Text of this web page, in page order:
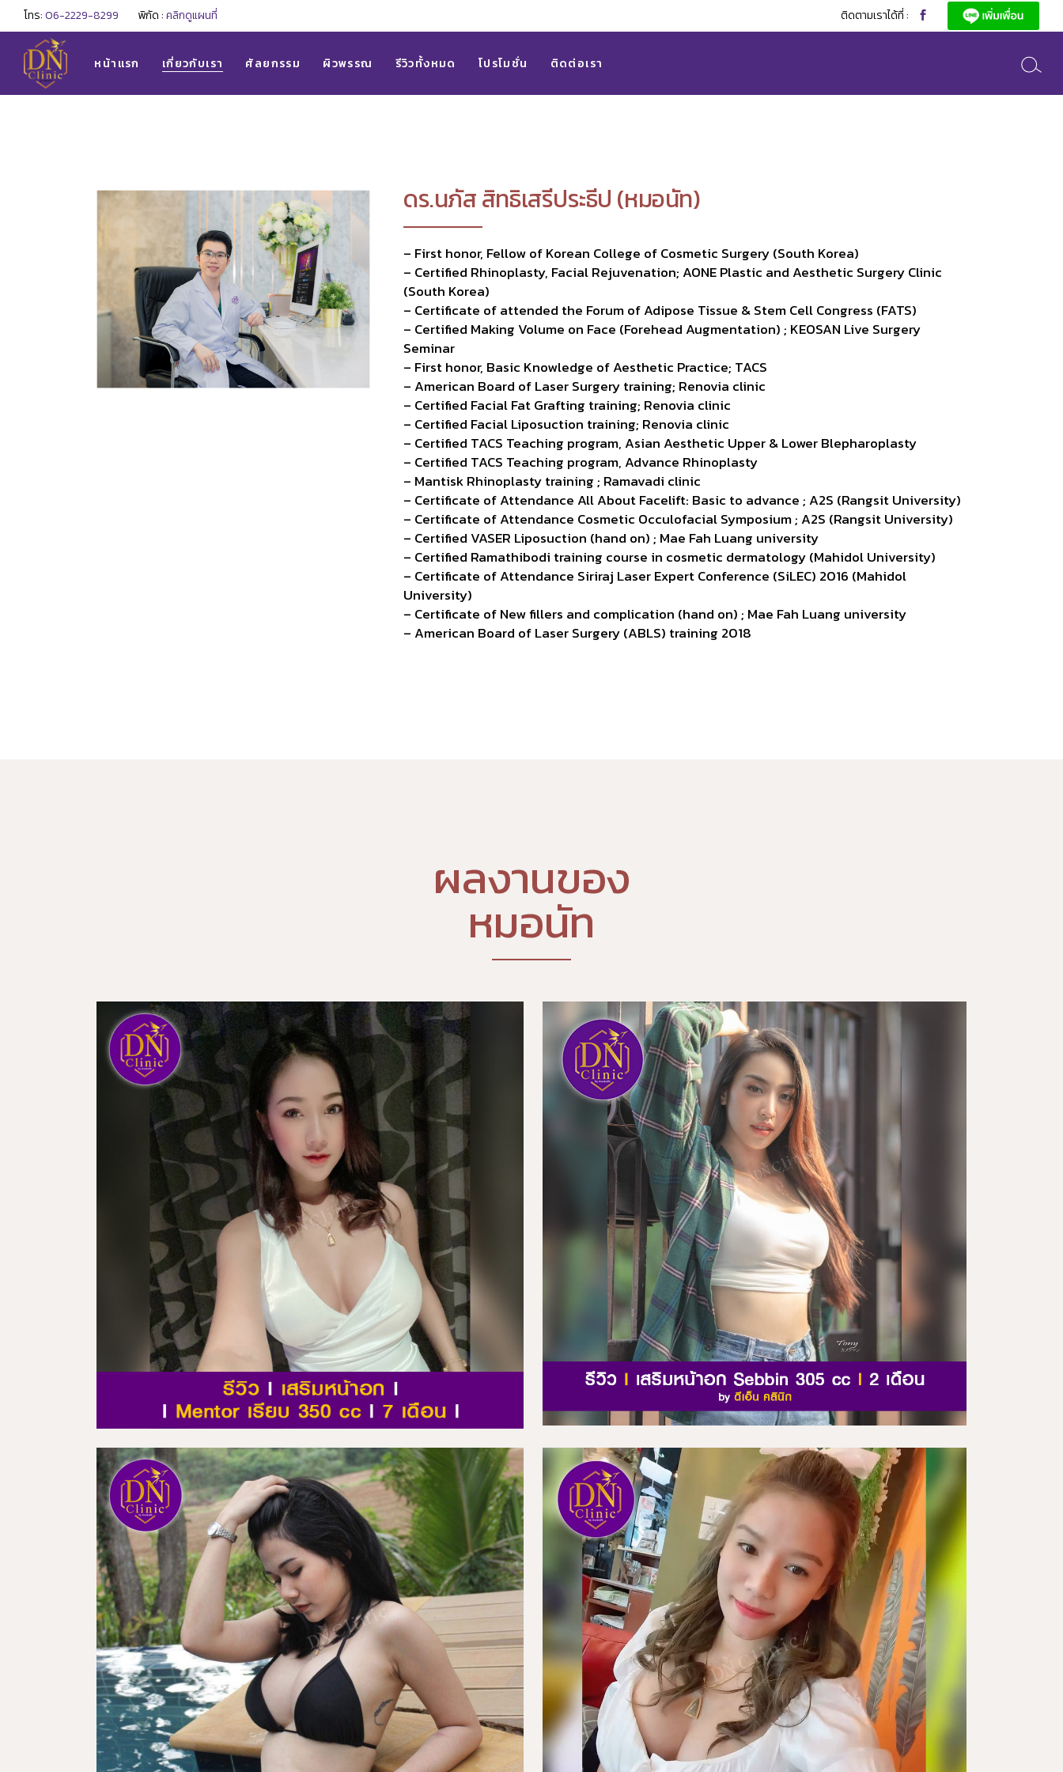
โทร:06-2229-8299 พิกัด :คลิกดูแผนที่ ติดตามเราได้ที่ :
หน้าแรก เกี่ยวกับเรา ศัลยกรรม ผิวพรรณ
เมโสใต้ตา
เมโสแฟตลดไขมัน
ฉีดสเต็มเซลล์
หลุมสิว
เลเซอร์สิว/ฝ้า/หน้าใส
ทรีทเม้นท์สิว/ฝ้า/หน้าใส
ยกกระชับหน้า/แขน/ขา/ลำตัว
ฉีดวิตามินบำรุงร่างกาย
รักษารอยแตกลาย
กระ/ไฝ/ติ่งเนื้อ/ต่อมไขมัน
รีวิวทั้งหมด โปรโมชั่น ติดต่อเรา
ศัลยกรรมใบหน้า
ศัลยกรรมรูปร่าง
ฉีดลดริ้วรอย/หน้าเรียว
ฟิลเลอร์
หลุมสิว
เลเซอร์สิว/ฝ้า/หน้าใส
ทรีทเม้นท์สิว/ฝ้า/หน้าใส
ยกกระชับหน้า/แขน/ขา/ลำตัว
ฉีดผิวขาวใส
ฉีดวิตามินบำรุงร่างกาย
ฉีดรักษาผมร่วง
รักษารอยแตกลาย
กระ/ไฝ/ติ่งเนื้อ/ต่อมไขมัน
ดร.นภัส สิทธิเสรีประธีป (หมอนัท)
– First honor, Fellow of Korean College of Cosmetic Surgery (South Korea)
– Certified Rhinoplasty, Facial Rejuvenation; AONE Plastic and Aesthetic Surgery Clinic
(South Korea)
– Certificate of attended the Forum of Adipose Tissue & Stem Cell Congress (FATS)
– Certified Making Volume on Face (Forehead Augmentation) ; KEOSAN Live Surgery
Seminar
– First honor, Basic Knowledge of Aesthetic Practice; TACS
– American Board of Laser Surgery training; Renovia clinic
– Certified Facial Fat Grafting training; Renovia clinic
– Certified Facial Liposuction training; Renovia clinic
– Certified TACS Teaching program, Asian Aesthetic Upper & Lower Blepharoplasty
– Certified TACS Teaching program, Advance Rhinoplasty
– Mantisk Rhinoplasty training ; Ramavadi clinic
– Certificate of Attendance All About Facelift: Basic to advance ; A2S (Rangsit University)
– Certificate of Attendance Cosmetic Occulofacial Symposium ; A2S (Rangsit University)
– Certified VASER Liposuction (hand on) ; Mae Fah Luang university
– Certified Ramathibodi training course in cosmetic dermatology (Mahidol University)
– Certificate of Attendance Siriraj Laser Expert Conference (SiLEC) 2016 (Mahidol
University)
– Certificate of New fillers and complication (hand on) ; Mae Fah Luang university
– American Board of Laser Surgery (ABLS) training 2018
ผลงานของ
หมอนัท